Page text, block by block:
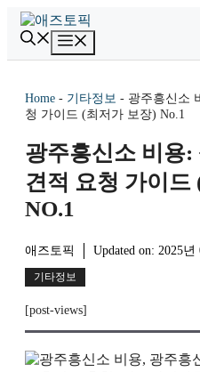
뉴
Home - 기타정보 - 광주흥신소
청 가이드 (최저가 보장) No.1
광주흥신소 비용:
견적 요청 가이드
NO.1
애즈토픽 Updated on: 2025년
기타정보
[post-views]